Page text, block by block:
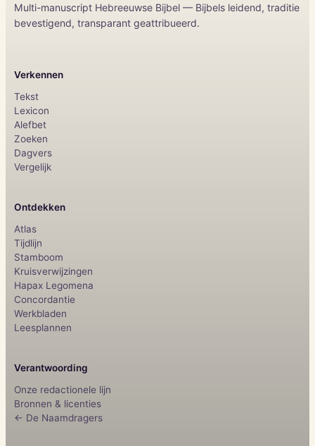
Multi-manuscript Hebreeuwse Bijbel — Bijbels leidend, traditie
bevestigend, transparant geattribueerd.
Verkennen
Tekst
Lexicon
Alefbet
Zoeken
Dagvers
Vergelijk
Ontdekken
Atlas
Tijdlijn
Stamboom
Kruisverwijzingen
Hapax Legomena
Concordantie
Werkbladen
Leesplannen
Verantwoording
Onze redactionele lijn
Bronnen & licenties
← De Naamdragers